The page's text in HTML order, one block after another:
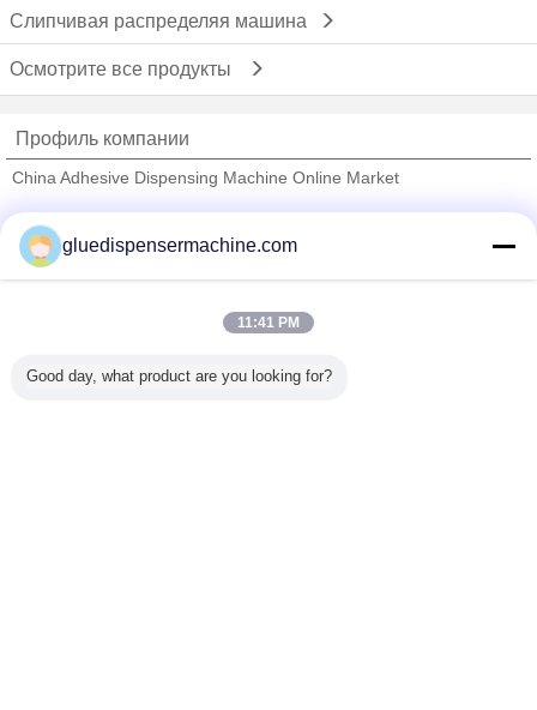
Слипчивая распределяя машина
Осмотрите все продукты
Профиль компании
China Adhesive Dispensing Machine Online Market
проверенных поставщиков
Trust Seal
Verified Suplier
Все продукты
gluedispensermachine.com
11:41 PM
Good day, what product are you looking for?